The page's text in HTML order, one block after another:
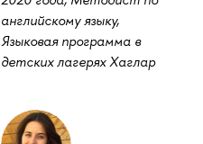
английскому языку,
Языковая программа в
детских лагерях Хаглар